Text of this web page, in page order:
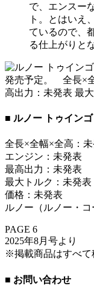
で、エンスー
ト。とはいえ
ているので、
る仕上がりと
■ ルノー トゥイン
全長×全幅×全高：
エンジン：未発表
最高出力：未発表
最大トルク：未発表
価格：未発表
ルノー（ルノー・コ
PAGE 6
2025年8月号より
※掲載商品はすべて
■ お問い合わせ